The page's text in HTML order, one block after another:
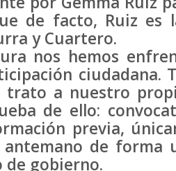
de facto, Ruiz es
y Cuartero.
nos hemos
ciudadana.
a nuestro
de ello:
previa,
antemano de
de gobierno.